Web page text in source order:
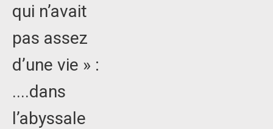
qui n’avait
pas assez
d’une vie » :
....dans
l’abyssale